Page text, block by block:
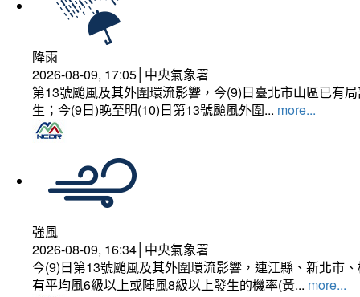
降雨
2026-08-09, 17:05│中央氣象署
第13號颱風及其外圍環流影響，今(9)日臺北市山區已有
生；今(9日)晚至明(10)日第13號颱風外圍... more...
強風
2026-08-09, 16:34│中央氣象署
今(9)日第13號颱風及其外圍環流影響，連江縣、新北市
有平均風6級以上或陣風8級以上發生的機率(黃... more...